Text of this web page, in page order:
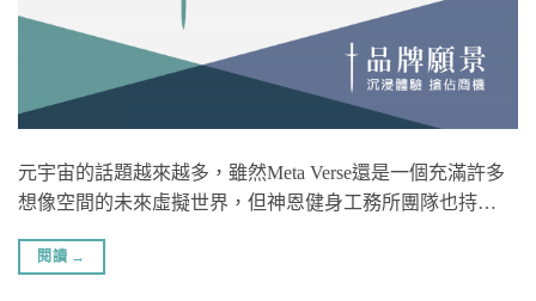
元宇宙的話題越來越多，雖然Meta Verse還是一個充滿許多
想像空間的未來虛擬世界，但神恩健身工務所團隊也持…
閱讀 →